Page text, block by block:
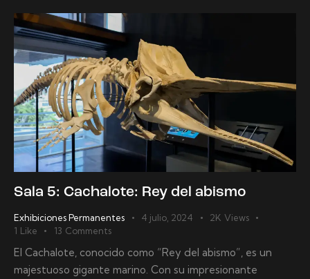
Sala 5: Cachalote: Rey del abismo
Exhibiciones Permanentes 4 julio, 2024 2K Views
1 Like 13 Comments
El Cachalote, conocido como “Rey del abismo”, es un
majestuoso gigante marino. Con su impresionante